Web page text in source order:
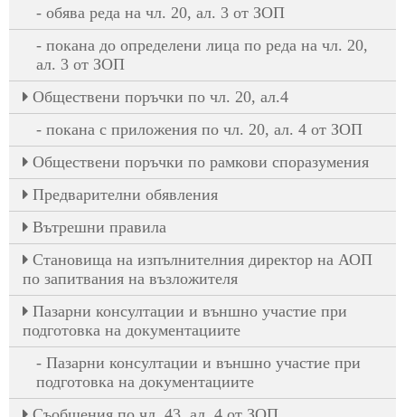
обява реда на чл. 20, ал. 3 от ЗОП
покана до определени лица по реда на чл. 20,
ал. 3 от ЗОП
Oбществени поръчки по чл. 20, ал.4
покана с приложения по чл. 20, ал. 4 от ЗОП
Обществени поръчки по рамкови споразумения
Предварителни обявления
Вътрешни правила
Становища на изпълнителния директор на АОП
по запитвания на възложителя
Пазарни консултации и външно участие при
подготовка на документациите
Пазарни консултации и външно участие при
подготовка на документациите